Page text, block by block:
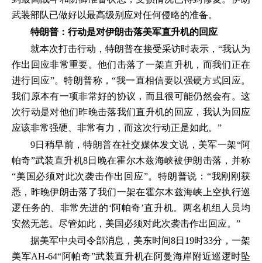
武装部队已做好以最高级别应对任何侵略的准备。
特朗普：行动是对伊朗击落美军直升机的回应
就本次打击行动，特朗普在接受采访时表示，“我认为
作出回应非常重要。他们击落了一架直升机，而我们正在
进行回应”。特朗普称，“我一直相信要以强硬方式回应。
我们原本有一项非常好的协议，而且很可能仍然会有。这
次行动是对他们昨晚击落我们直升机的回应，我认为回应
应该非常强硬、非常有力，而这次行动正是如此。”
9日稍早前，特朗普在社交媒体发文说，美军一架“阿
帕奇”武装直升机8日晚在霍尔木兹海峡被伊朗击落，并称
“美国必须对此次袭击作出回应”。特朗普说：“我刚刚获
悉，昨晚伊朗击落了我们一架在霍尔木兹海峡上空执行巡
逻任务的、非常先进的‘阿帕奇’直升机。两名机组人员均
安然无恙。尽管如此，美国必须对此次袭击作出回应。”
据美军中央司令部消息，美东时间8日19时33分，一架
美军AH-64“阿帕奇”武装直升机在阿曼海岸附近巡逻时坠